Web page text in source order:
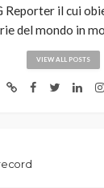
il cui
del mondo in
VIEW ALL POSTS